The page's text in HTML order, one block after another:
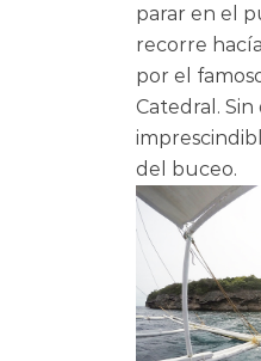
parar en el
recorre
por el
Catedral.
del buceo.